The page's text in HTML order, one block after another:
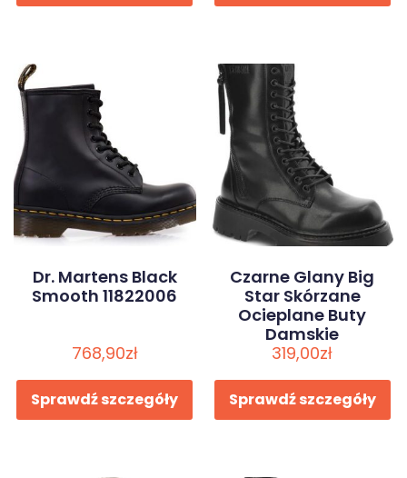
Dr. Martens Black
Smooth 11822006
768,90zł
Sprawdź szczegóły
Czarne Glany Big
Star Skórzane
Ocieplane Buty
Damskie
319,00zł
Sprawdź szczegóły